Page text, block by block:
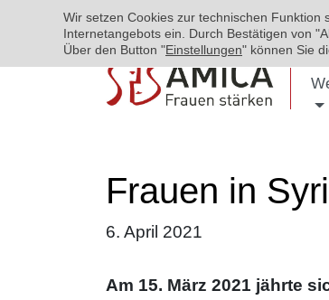
Frauen in
6. April 2021
Am 15. März 2021 jährte
Wir setzen Cookies zur technischen
Internetangebots ein. Durch Bestätigen von
Über den Button "Einstellungen" können Sie